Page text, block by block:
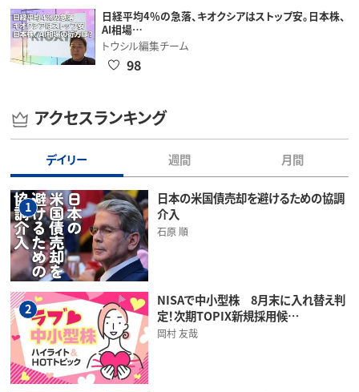
日経平均4％の急落、キオクシアはストップ安。日本株、
AI相場…
トウシル編集チーム
98
アクセスランキング
デイリー 週間 月間
1
日本の米国債売却を避けるための協調
介入
石原 順
2
NISAで中小型株 8月末に入れ替え判
定！次期TOPIX新規採用候…
岡村 友哉